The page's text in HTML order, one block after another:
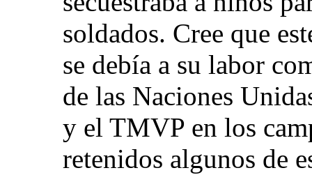
soldados. Cree que
se debía a su labor
de las Naciones
y el TMVP en los
retenidos algunos de